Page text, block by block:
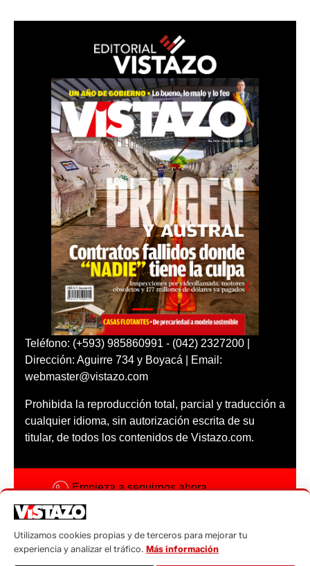
Teléfono: (+593) 985860991 - (042) 2327200 |
Dirección: Aguirre 734 y Boyacá | Email:
webmaster@vistazo.com
Prohibida la reproducción total, parcial y traducción a
cualquier idioma, sin autorización escrita de su
titular, de todos los contenidos de Vistazo.com.
Empieza a seguirnos ahora
Código ética
Utilizamos cookies propias y de terceros para mejorar tu
experiencia y analizar el tráfico. Más información